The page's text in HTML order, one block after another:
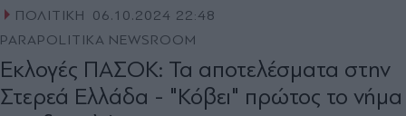
ΠΟΛΙΤΙΚΗ
06.10.2024 22:48
PARAPOLITIKA NEWSROOM
Εκλογές ΠΑΣΟΚ: Τα αποτελέσματα στην
Στερεά Ελλάδα - "Κόβει" πρώτος το νήμα